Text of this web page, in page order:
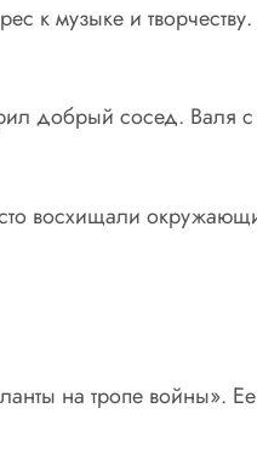
к музыке и
добрый сосед. Валя с
восхищали
на тропе войны».